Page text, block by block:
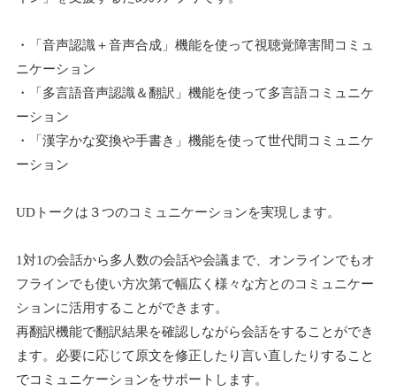
・「音声認識＋音声合成」機能を使って視聴覚障害間コミュ
ニケーション
・「多言語音声認識＆翻訳」機能を使って多言語コミュニケ
ーション
・「漢字かな変換や手書き」機能を使って世代間コミュニケ
ーション
UDトークは３つのコミュニケーションを実現します。
1対1の会話から多人数の会話や会議まで、オンラインでもオ
フラインでも使い方次第で幅広く様々な方とのコミュニケー
ションに活用することができます。
再翻訳機能で翻訳結果を確認しながら会話をすることができ
ます。必要に応じて原文を修正したり言い直したりすること
でコミュニケーションをサポートします。